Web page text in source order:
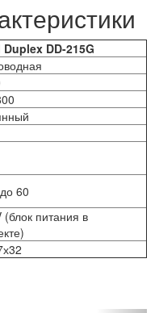
DD-215G
60
(блок питания в